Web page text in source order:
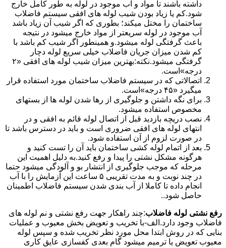
داشته باشند تا مواد و آب موجود در لوله به طور کامل خارج
شود.کم یا زیاد بودن شیب لوله های افقی سیستم فاضلاب
ساختمان را مختل میکند؛ بطوری که اگر شیب آن زیاد باشد
آب موجود در لوله سریعتر از مواد خارج میشود در نتیجه
باعث گرفتگی لوله میشود.و همینطور اگر شیب کم باشد با
کم شدن میزان جریان فاضلاب خیلی سریع لوله دچار
گرفتگی میشود.نکته:بهترین میزان شیب لوله های افقی «۲
درجه»است.
اتصالاتی که در سیستم فاضلاب ساختمان مورد استفاده قرار
میگیرد «۴۵ درجه»است.
برای نگه داشتن و جلوگیری از رها شدن لوله ها از بستهای
مخصوص استفاده میشود.
نصب دریچه بازدید قبل از اتصال لوله قائم به افقی و در
انتهای لوله های افقی ضروری است و باید در دسترس باشد تا
در صورت لزوم از آن استفاده شود.
بعد از اتمام لوله کشی ساختمان باید آن را تست کنید و
هرگونه مشکل نشتی را پیدا و رفع کنید.به دلیل اهمیت این
مرحله که موجب جلوگیری از انتشار بو و آلودگی میشود حتما
در چند نوبت و به مدت تقریبی ۵ ساعت این آزمایش را با آب
انجام داده تا کاملا از آب بندی شدن سیستم فاضلاب اطمینان
حاصل شود..
رفع نشتی لوله فاضلاب:چند راهکار جهت رفع نشتی و نم لوله های
فاضلاب وجود دارد.الف-با تخریب و تعویض بخش معیوب و عملیات
بنایی که در روش ابتدا محل مورد نظر تخریب شده و سپس لوله
معیوب تعویض یا ترمیم میشود گام بعدی کفسازی عایق کاری